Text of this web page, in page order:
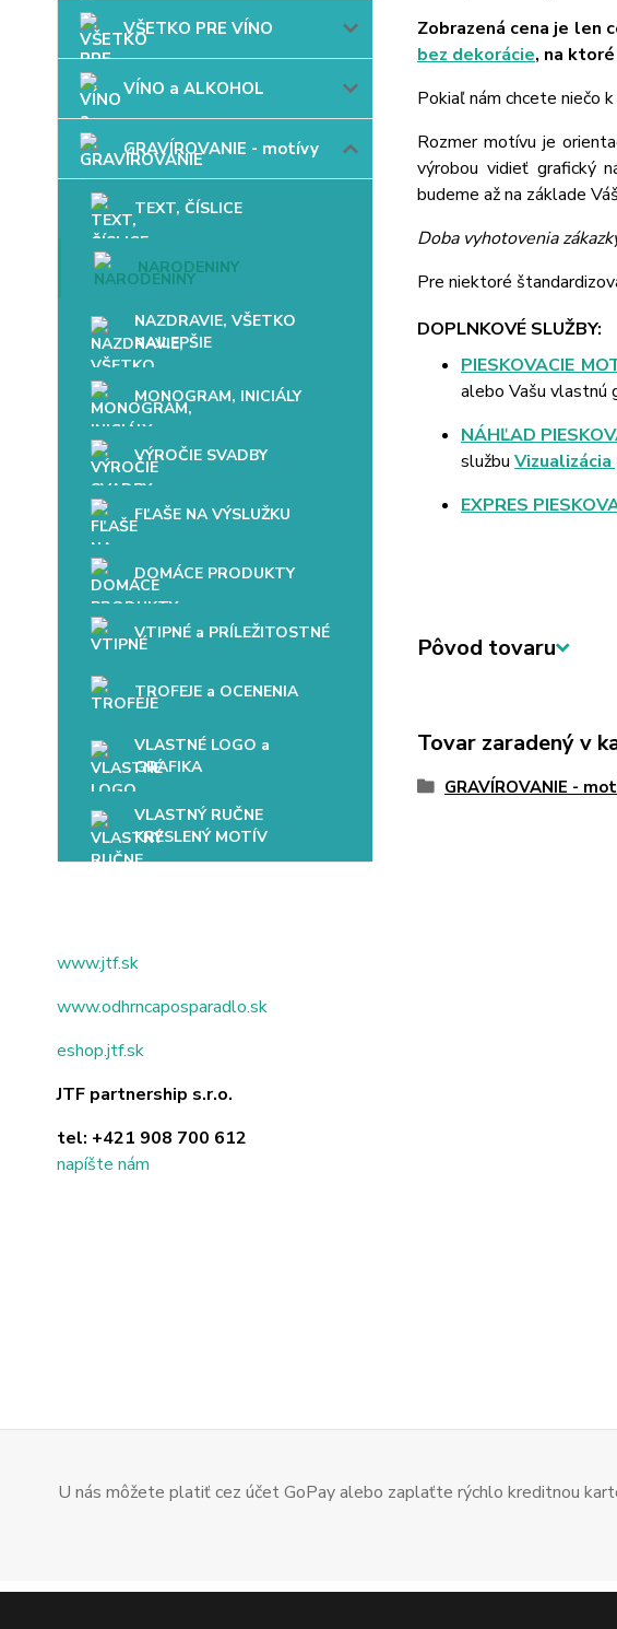
VŠETKO PRE VÍNO
VÍNO a ALKOHOL
GRAVÍROVANIE - motívy
TEXT, ČÍSLICE
NARODENINY
NAZDRAVIE, VŠETKO
NAJLEPŠIE
MONOGRAM, INICIÁLY
VÝROČIE SVADBY
FĽAŠE NA VÝSLUŽKU
DOMÁCE PRODUKTY
VTIPNÉ a PRÍLEŽITOSTNÉ
TROFEJE a OCENENIA
VLASTNÉ LOGO a
GRAFIKA
VLASTNÝ RUČNE
KRESLENÝ MOTÍV
www.jtf.sk
www.odhrncaposparadlo.sk
eshop.jtf.sk
JTF partnership s.r.o.
tel: +421 908 700 612
napíšte nám
Zobrazená cena je len
bez dekorácie, na
Pokiaľ nám chcete niečo
Rozmer motívu je
výrobou vidieť grafický
budeme až na základe
Doba vyhotovenia
Pre niektoré
DOPLNKOVÉ SLUŽBY:
PIESKOVACIE
alebo Vašu vlastnú
NÁHĽAD
službu
EXPRES
Pôvod tovaru
Tovar zaradený v
GRAVÍROVANIE -
U nás môžete platiť cez účet GoPay alebo zaplaťte rýchlo kreditnou